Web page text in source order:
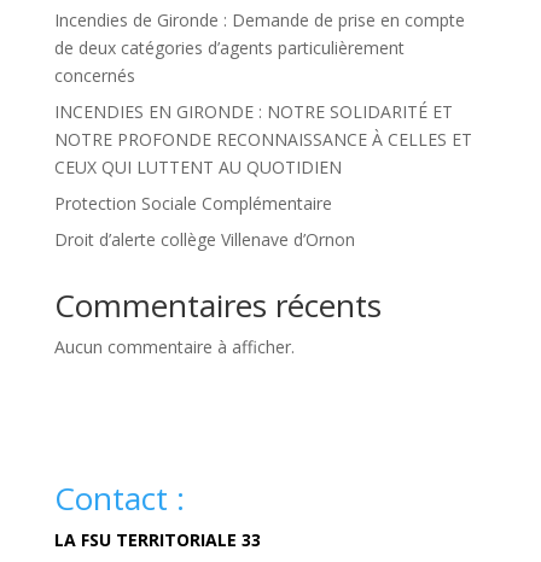
Incendies de Gironde : Demande de prise en compte
de deux catégories d’agents particulièrement
concernés
INCENDIES EN GIRONDE : NOTRE SOLIDARITÉ ET
NOTRE PROFONDE RECONNAISSANCE À CELLES ET
CEUX QUI LUTTENT AU QUOTIDIEN
Protection Sociale Complémentaire
Droit d’alerte collège Villenave d’Ornon
Commentaires récents
Aucun commentaire à afficher.
Contact :
LA FSU TERRITORIALE 33